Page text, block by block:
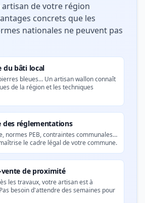
artisan de votre région
concrets que les
nationales ne peuvent pas
du bâti local
bleues… Un artisan wallon connaît
de la région et les techniques
des réglementations
normes PEB, contraintes communales…
le cadre légal de votre commune.
vente de proximité
les travaux, votre artisan est à
besoin d'attendre des semaines pour